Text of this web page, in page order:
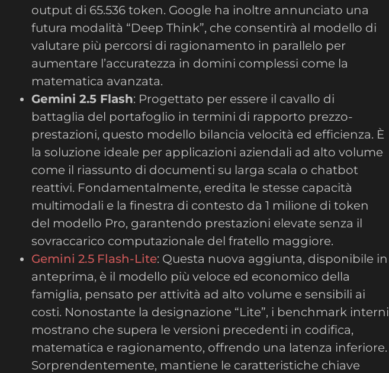
output di 65.536 token. Google ha inoltre annunciato una
futura modalità “Deep Think”, che consentirà al modello di
valutare più percorsi di ragionamento in parallelo per
aumentare l’accuratezza in domini complessi come la
matematica avanzata.
Gemini 2.5 Flash: Progettato per essere il cavallo di
battaglia del portafoglio in termini di rapporto prezzo-
prestazioni, questo modello bilancia velocità ed efficienza. È
la soluzione ideale per applicazioni aziendali ad alto volume
come il riassunto di documenti su larga scala o chatbot
reattivi. Fondamentalmente, eredita le stesse capacità
multimodali e la finestra di contesto da 1 milione di token
del modello Pro, garantendo prestazioni elevate senza il
sovraccarico computazionale del fratello maggiore.
Gemini 2.5 Flash-Lite: Questa nuova aggiunta, disponibile in
anteprima, è il modello più veloce ed economico della
famiglia, pensato per attività ad alto volume e sensibili ai
costi. Nonostante la designazione “Lite”, i benchmark interni
mostrano che supera le versioni precedenti in codifica,
matematica e ragionamento, offrendo una latenza inferiore.
Sorprendentemente, mantiene le caratteristiche chiave